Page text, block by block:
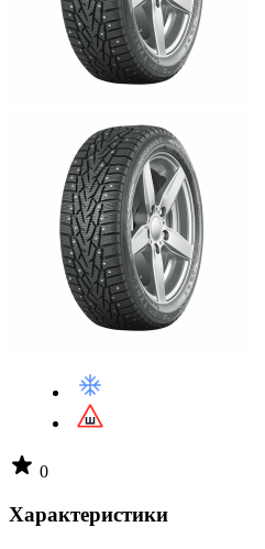
0
Характеристики